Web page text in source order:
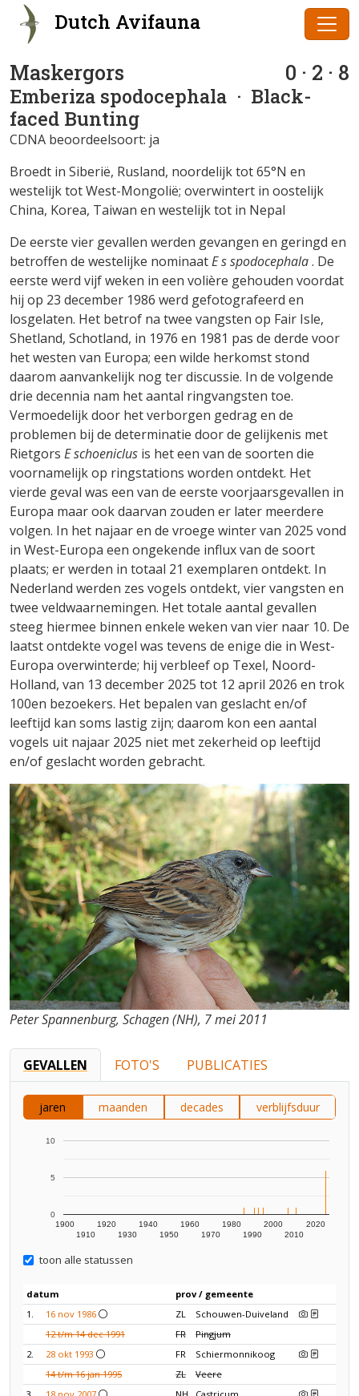
Dutch Avifauna
Maskergors 0 · 2 · 8
Emberiza spodocephala · Black-
faced Bunting
CDNA beoordeelsoort: ja
Broedt in Siberië, Rusland, noordelijk tot 65°N en
westelijk tot West-Mongolië; overwintert in oostelijk
China, Korea, Taiwan en westelijk tot in Nepal
De eerste vier gevallen werden gevangen en geringd en
betroffen de westelijke nominaatE s spodocephala. De
eerste werd vijf weken in een volière gehouden voordat
hij op 23 december 1986 werd gefotografeerd en
losgelaten. Het betrof na twee vangsten op Fair Isle,
Shetland, Schotland, in 1976 en 1981 pas de derde voor
het westen van Europa; een wilde herkomst stond
daarom aanvankelijk nog ter discussie. In de volgende
drie decennia nam het aantal ringvangsten toe.
Vermoedelijk door het verborgen gedrag en de
problemen bij de determinatie door de gelijkenis met
Rietgors E schoeniclus is het een van de soorten die
voornamelijk op ringstations worden ontdekt. Het
vierde geval was een van de eerste voorjaarsgevallen in
Europa maar ook daarvan zouden er later meerdere
volgen. In het najaar en de vroege winter van 2025 vond
in West-Europa een ongekende influx van de soort
plaats; er werden in totaal 21 exemplaren ontdekt. In
Nederland werden zes vogels ontdekt, vier vangsten en
twee veldwaarnemingen. Het totale aantal gevallen
steeg hiermee binnen enkele weken van vier naar 10. De
laatst ontdekte vogel was tevens de enige die in West-
Europa overwinterde; hij verbleef op Texel, Noord-
Holland, van 13 december 2025 tot 12 april 2026 en trok
100en bezoekers. Het bepalen van geslacht en/of
leeftijd kan soms lastig zijn; daarom kon een aantal
vogels uit najaar 2025 niet met zekerheid op leeftijd
en/of geslacht worden gebracht.
Peter Spannenburg, Schagen (NH), 7 mei 2011
GEVALLEN FOTO'S PUBLICATIES
jaren maanden decades verblijfsduur
1900
1910
1920
1930
1940
1950
1960
1970
1980
1990
2000
2010
2020
0
5
10
toon alle statussen
datum
prov / gemeente
1.
16 nov 1986 ZL
Schouwen-Duiveland
12 t/m 14 dec 1991
FR
Pingjum
2.
28 okt 1993 FR
Schiermonnikoog
14 t/m 16 jan 1995
ZL
Veere